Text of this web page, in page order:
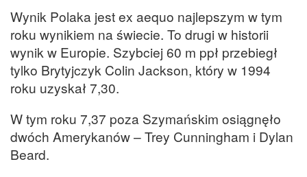
Wynik Polaka jest ex aequo najlepszym w tym
roku wynikiem na świecie. To drugi w historii
wynik w Europie. Szybciej 60 m ppł przebiegł
tylko Brytyjczyk Colin Jackson, który w 1994
roku uzyskał 7,30.
W tym roku 7,37 poza Szymańskim osiągnęło
dwóch Amerykanów – Trey Cunningham i Dylan
Beard.